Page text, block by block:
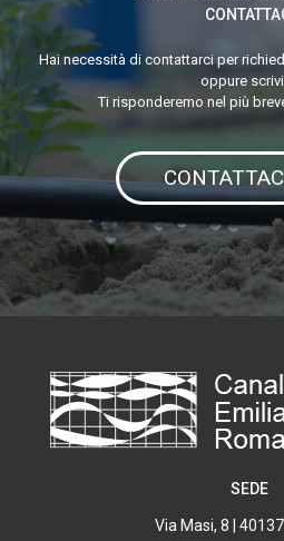
Hai necessità di contattarci per
oppure
Ti risponderemo nel più
SEDE
Via Masi, 8 |